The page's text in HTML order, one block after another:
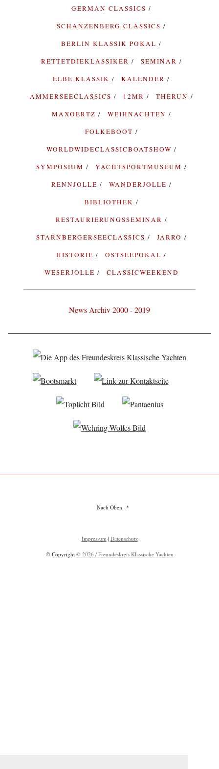
GERMAN CLASSICS
SCHANZENBERG CLASSICS
BERLIN KLASSIK POKAL
RETTETDIEKLASSIKER
SEMINAR
ELBE KLASSIK
KALENDER
AMMERSEECLASSICS
12MR
THERUN
MAXOERTZ
WEIHNACHTEN
FOLKEBOOT
WORLDWIDECLASSICBOATSHOW
SYMPOSIUM
YACHTSPORTMUSEUM
RENNJOLLE
WANDERJOLLE
BIBLIOTHEK
RESTAURIERUNGSSEMINAR
STARNBERGERSEECLASSICS
JARRO
HISTORIE
OSTSEEPOKAL
WESERJOLLE
CLASSICWEEKEND
News Archiv 2000 - 2019
Nach Oben
Impressum | Datenschutz
© Copyright © 2026 / Freundeskreis Klassische Yachten